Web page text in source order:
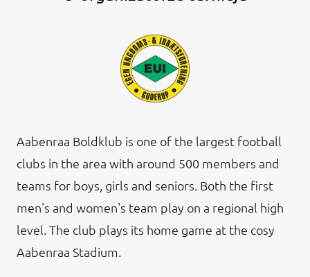
Aabenraa Boldklub is one of the largest football
clubs in the area with around 500 members and
teams for boys, girls and seniors. Both the first
men's and women's team play on a regional high
level. The club plays its home game at the cosy
Aabenraa Stadium.